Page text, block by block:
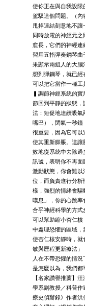
使你正在與自我設限
駕馭這個問題。（
甩掉連結刻意地不
同時放電的神經元
愈長，它們的神經連
習用五指彈奏鋼琴曲
果顯示兩組人的大腦
想到彈鋼琴，就已經
可以把它當作一種工
▍調節神經系統的實
節回到平靜的狀態，
法：短促地連續吸氣
嘴巴），閉氣一秒鐘
很重要，因為它可以
使其重新膨脹。這讓
效地從系統中去除
訊號，表明你不再面
激動狀態，你會難以
位，而負責進行分析
樣，強烈的情緒會驅
嘆息」，你的心跳
合乎神經科學的方式
可以幫助縮小杏仁核
中處理恐懼的區域，
使杏仁核安靜時，就
敏與歷程更新療法」
人在不帶恐懼的情
是怎麼以為，我們都
【名家讚譽推薦】
學系副教授／科普作
療史偵辦錄》作者洪